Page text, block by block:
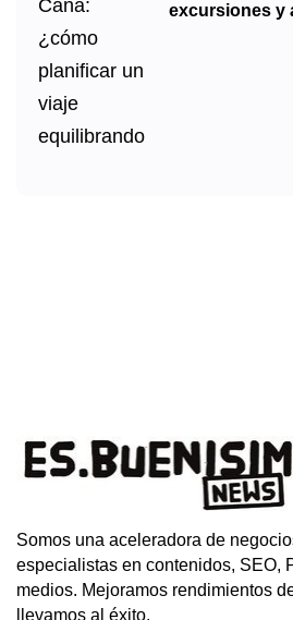
excursiones y
Somos una aceleradora de
especialistas en contenidos, SEO,
medios. Mejoramos rendimientos
llevamos al éxito.